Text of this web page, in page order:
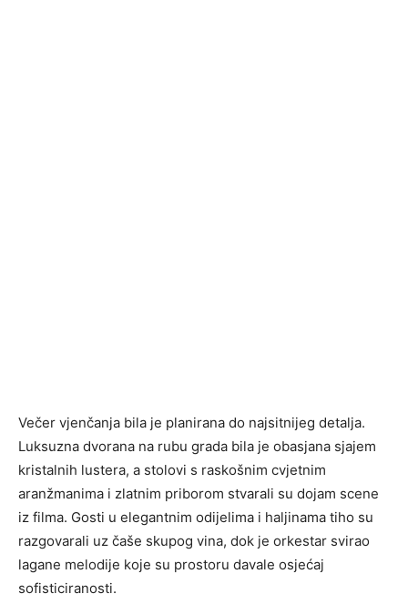
Večer vjenčanja bila je planirana do najsitnijeg detalja.
Luksuzna dvorana na rubu grada bila je obasjana sjajem
kristalnih lustera, a stolovi s raskošnim cvjetnim
aranžmanima i zlatnim priborom stvarali su dojam scene
iz filma. Gosti u elegantnim odijelima i haljinama tiho su
razgovarali uz čaše skupog vina, dok je orkestar svirao
lagane melodije koje su prostoru davale osjećaj
sofisticiranosti.